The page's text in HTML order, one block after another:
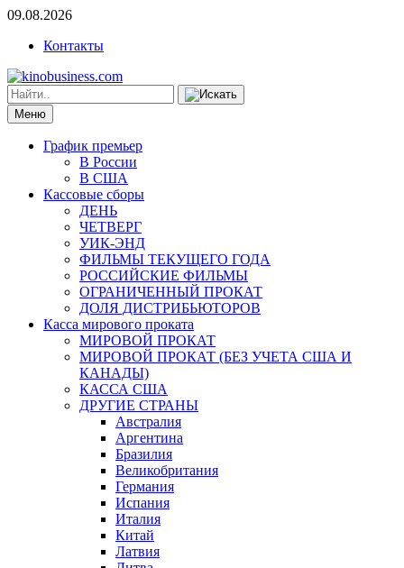
09.08.2026
Контакты
Меню
График премьер
В России
В США
Кассовые сборы
ДЕНЬ
ЧЕТВЕРГ
УИК-ЭНД
ФИЛЬМЫ ТЕКУЩЕГО ГОДА
РОССИЙСКИЕ ФИЛЬМЫ
ОГРАНИЧЕННЫЙ ПРОКАТ
ДОЛЯ ДИСТРИБЬЮТОРОВ
Касса мирового проката
МИРОВОЙ ПРОКАТ
МИРОВОЙ ПРОКАТ (БЕЗ УЧЕТА США И
КАНАДЫ)
КАССА США
ДРУГИЕ СТРАНЫ
Австралия
Аргентина
Бразилия
Великобритания
Германия
Испания
Италия
Китай
Латвия